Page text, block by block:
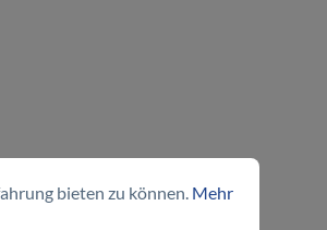
bieten zu können. Mehr